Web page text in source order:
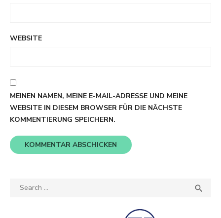
WEBSITE
MEINEN NAMEN, MEINE E-MAIL-ADRESSE UND MEINE
WEBSITE IN DIESEM BROWSER FÜR DIE NÄCHSTE
KOMMENTIERUNG SPEICHERN.
Search
